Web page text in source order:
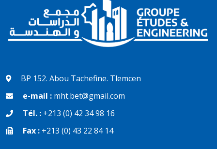
BP 152. Abou Tachefine. Tlemcen
e-mail : mht.bet@gmail.com
Tél. : +213 (0) 42 34 98 16
Fax : +213 (0) 43 22 84 14